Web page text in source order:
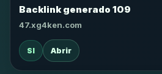
Backlink generado 109
47.xg4ken.com
SI Abrir